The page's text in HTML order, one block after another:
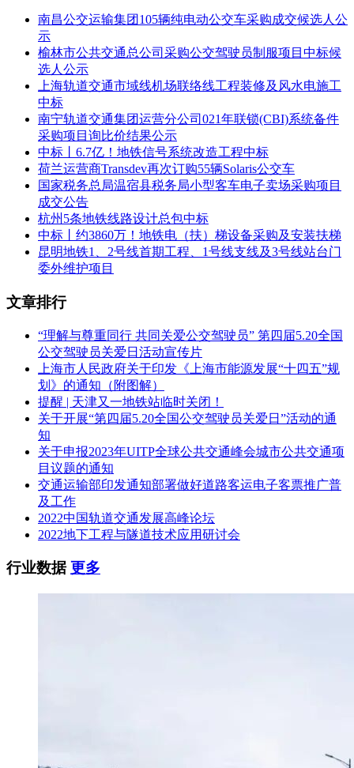
江西
金田
旅游
汽车
服务
有限
公司
客
车
租
赁
服
务
项
目
详
见
采
购
文
件
格，
采购
月31日止，一年约服务200
采购人有权单方面终止合同，
详
见
采
购
文
件
五、评审专家（单一来源采购人员）名单：
余志伟、傅荣、杜清奎
六、代理服务收费标准及金额：
本项目代理费收费标准：按采购文件执行
七、公告期限
自本公告发布之日起1个工作日。
八、其它补充事宜
1.采购公告发布日期：2023年03月13日；
2.定标日期：2023年03月21日；
3.本项目最终成交价为：1130元/天。
九、凡对本次公告内容提出询问，请按以下方式联系。
1.采购人信息
名 称：江西经济管理干部学院
地址：江西省南昌市红谷滩区卧龙路269号
3.项目联系方式
南昌公交运输集团105辆纯电动公交车采购成交候选人公
示
榆林市公共交通总公司采购公交驾驶员制服项目中标候
选人公示
上海轨道交通市域线机场联络线工程装修及风水电施工
中标
南宁轨道交通集团运营分公司021年联锁(CBI)系统备件
采购项目询比价结果公示
中标丨6.7亿！地铁信号系统改造工程中标
荷兰运营商Transdev再次订购55辆Solaris公交车
国家税务总局温宿县税务局小型客车电子卖场采购项目
成交公告
杭州5条地铁线路设计总包中标
中标丨约3860万！地铁电（扶）梯设备采购及安装扶梯
昆明地铁1、2号线首期工程、1号线支线及3号线站台门
委外维护项目
文章排行
“理解与尊重同行 共同关爱公交驾驶员” 第四届5.20全国
公交驾驶员关爱日活动宣传片
上海市人民政府关于印发《上海市能源发展“十四五”规
划》的通知（附图解）
提醒 | 天津又一地铁站临时关闭！
关于开展“第四届5.20全国公交驾驶员关爱日”活动的通
知
关于申报2023年UITP全球公共交通峰会城市公共交通项
目议题的通知
交通运输部印发通知部署做好道路客运电子客票推广普
及工作
2022中国轨道交通发展高峰论坛
2022地下工程与隧道技术应用研讨会
行业数据更多